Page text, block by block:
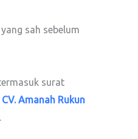
sah sebelum
surat
CV. Amanah Rukun